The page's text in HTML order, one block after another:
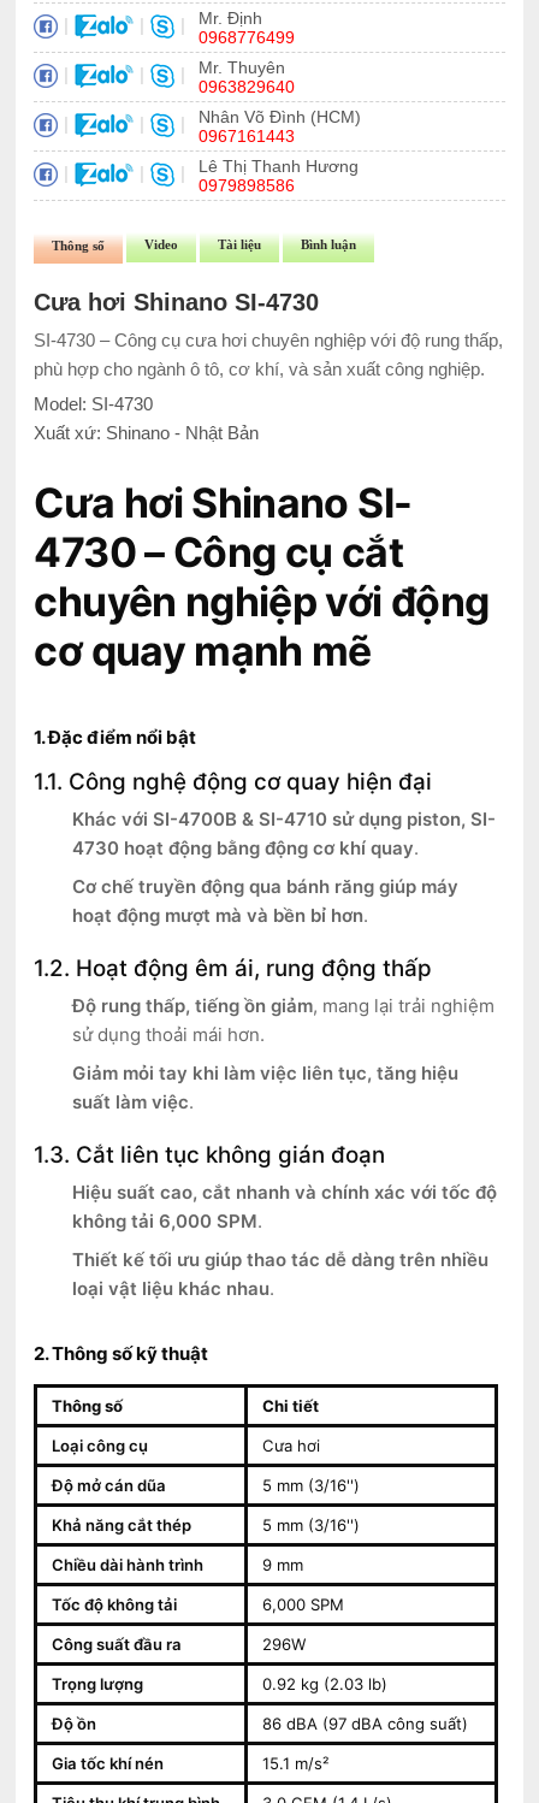
| | |
Mr. Định
0968776499
| | |
Mr. Thuyên
0963829640
| | |
Nhân Võ Đình (HCM)
0967161443
| | |
Lê Thị Thanh Hương
0979898586
Thông số Video Tài liệu Bình luận
Cưa hơi Shinano SI-4730
SI-4730 – Công cụ cưa hơi chuyên nghiệp với độ rung thấp,
phù hợp cho ngành ô tô, cơ khí, và sản xuất công nghiệp.
Model: SI-4730
Xuất xứ: Shinano - Nhật Bản
Cưa hơi Shinano SI-
4730 – Công cụ cắt
chuyên nghiệp với động
cơ quay mạnh mẽ
1. Đặc điểm nổi bật
1.1. Công nghệ động cơ quay hiện đại
Khác với SI-4700B & SI-4710 sử dụng piston, SI-
4730 hoạt động bằng động cơ khí quay.
Cơ chế truyền động qua bánh răng giúp máy
hoạt động mượt mà và bền bỉ hơn.
1.2. Hoạt động êm ái, rung động thấp
Độ rung thấp, tiếng ồn giảm, mang lại trải nghiệm
sử dụng thoải mái hơn.
Giảm mỏi tay khi làm việc liên tục, tăng hiệu
suất làm việc.
1.3. Cắt liên tục không gián đoạn
Hiệu suất cao, cắt nhanh và chính xác với tốc độ
không tải 6,000 SPM.
Thiết kế tối ưu giúp thao tác dễ dàng trên nhiều
loại vật liệu khác nhau.
2. Thông số kỹ thuật
Thông số Chi tiết
Loại công cụ Cưa hơi
Độ mở cán dũa 5 mm (3/16'')
Khả năng cắt thép 5 mm (3/16'')
Chiều dài hành trình 9 mm
Tốc độ không tải 6,000 SPM
Công suất đầu ra 296W
Trọng lượng 0.92 kg (2.03 lb)
Độ ồn 86 dBA (97 dBA công suất)
Gia tốc khí nén 15.1 m/s²